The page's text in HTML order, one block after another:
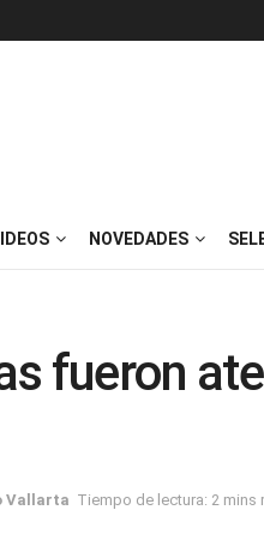
NOVEDADES
fueron
Vallarta Tiempo de lectura: 2 mins